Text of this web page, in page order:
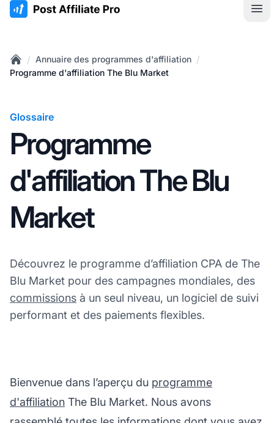
:site.title
Home
/ Annuaire des programmes d'affiliation /
Programme d'affiliation The Blu Market
Glossaire
Programme
d'affiliation The Blu
Market
Découvrez le programme d’affiliation CPA de The
Blu Market pour des campagnes mondiales, des
commissions à un seul niveau, un logiciel de suivi
performant et des paiements flexibles.
Bienvenue dans l’aperçu du programme
d'affiliation The Blu Market. Nous avons